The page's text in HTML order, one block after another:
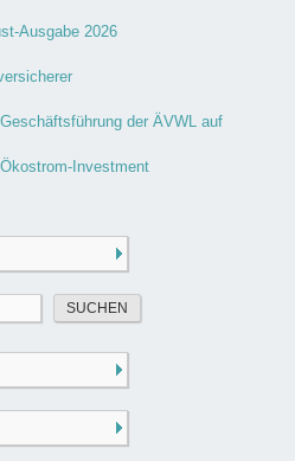
Ausgabe 2026
der ÄVWL auf
Investment